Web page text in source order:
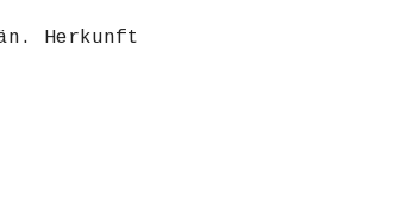
Herkunft